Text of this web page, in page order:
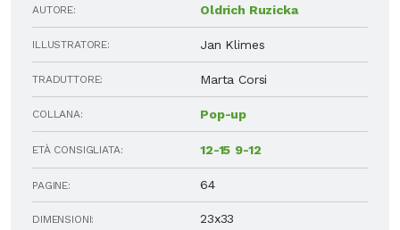
AUTORE: Oldrich Ruzicka
ILLUSTRATORE: Jan Klimes
TRADUTTORE: Marta Corsi
COLLANA: Pop-up
ETÀ CONSIGLIATA: 12-15 9-12
PAGINE: 64
DIMENSIONI: 23x33